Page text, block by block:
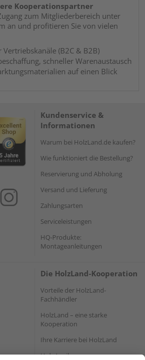
Kooperationspartner
zum Mitgliederbereich unter
an und profitieren Sie von vielen
(B2C & B2B)
schneller Warenaustausch
auf einen Blick
Kundenservice &
Informationen
Warum bei HolzLand.de kaufen?
Wie funktioniert die Bestellung?
Reservierung und Abholung
Versand und Lieferung
Zahlungsarten
Serviceleistungen
HQ-Produkte:
Montageanleitungen
Die HolzLand-Kooperation
Vorteile der HolzLand-
Fachhändler
HolzLand – eine starke
Kooperation
Ihre Karriere bei HolzLand
Holz-Lexikon